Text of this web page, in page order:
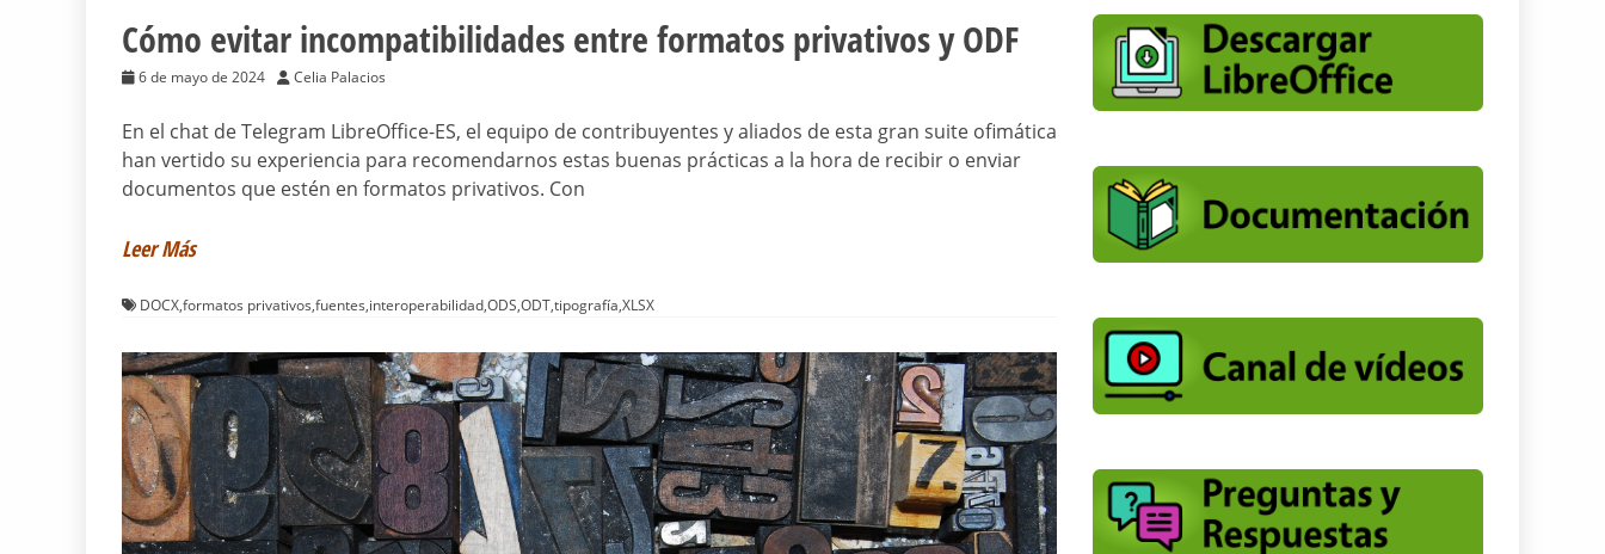
Cómo evitar incompatibilidades entre formatos privativos y ODF
6 de mayo de 2024 Celia Palacios
En el chat de Telegram LibreOffice-ES, el equipo de contribuyentes y aliados de esta gran suite ofimática
han vertido su experiencia para recomendarnos estas buenas prácticas a la hora de recibir o enviar
documentos que estén en formatos privativos. Con
Leer Más
DOCX,formatos privativos,fuentes,interoperabilidad,ODS,ODT,tipografía,XLSX